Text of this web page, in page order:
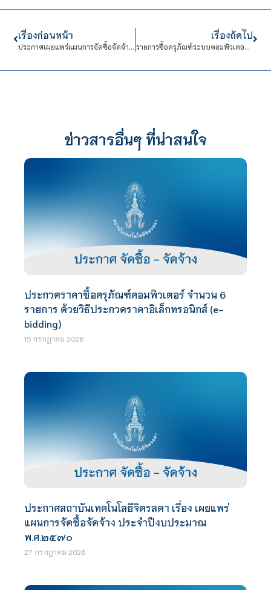
เรื่องก่อนหน้า
ประกาศเผยแพร่แผนการจัดซื้อจัดจ้าง ประจำปีงบประมาณ พ.ศ.2567
เรื่องถัดไป
รายการซื้อครุภัณฑ์ระบบคอมพิวเตอร์แม่ข่ายเสมือนจริง แขวงดุสิต เขตดุสิต กรุงเทพมหานคร จำนวน 1 ระบบ
ข่าวสารอื่นๆ ที่น่าสนใจ
ประกวดราคาซื้อครุภัณฑ์คอมพิวเตอร์ จำนวน 6
รายการ ด้วยวิธีประกวดราคาอิเล็กทรอนิกส์ (e-
bidding)
15 กรกฎาคม 2026
ประกาศสถาบันเทคโนโลยีจิตรลดา เรื่อง เผยแพร่
แผนการจัดซื้อจัดจ้าง ประจำปีงบประมาณ
พ.ศ.๒๕๗๐
27 กรกฎาคม 2026